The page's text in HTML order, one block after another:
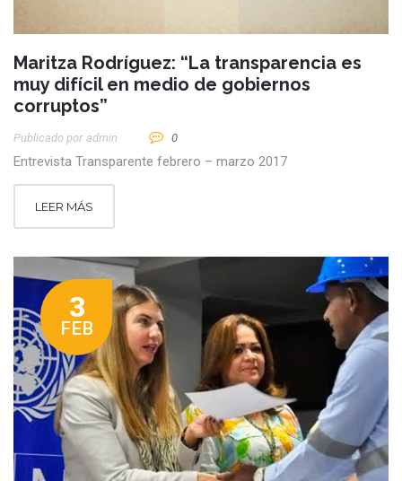
Maritza Rodríguez: “La transparencia es
muy difícil en medio de gobiernos
corruptos”
Publicado por Admin 0
Entrevista Transparente febrero – marzo 2017
LEER MÁS
3
FEB